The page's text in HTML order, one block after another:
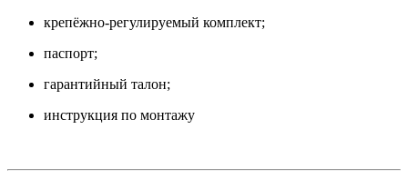
крепёжно-регулируемый комплект;
паспорт;
гарантийный талон;
инструкция по монтажу